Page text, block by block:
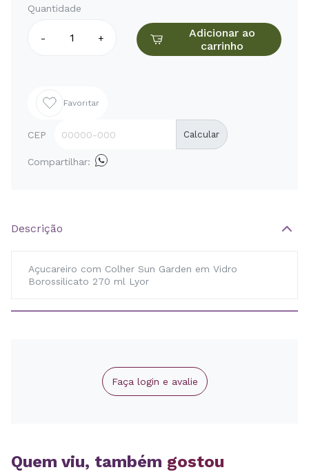
Quantidade
- +
Adicionar ao
carrinho
Favoritar
CEP Calcular
Compartilhar:
Descrição
Açucareiro com Colher Sun Garden em Vidro
Borossilicato 270 ml Lyor
Faça login e avalie
Quem viu, também gostou